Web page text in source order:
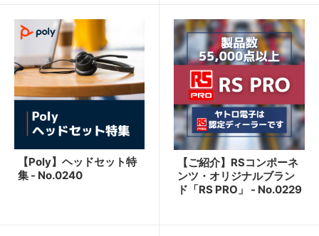
【Poly】ヘッドセット特
集 - No.0240
【ご紹介】RSコンポーネ
ンツ・オリジナルブラン
ド「RS PRO」 - No.0229